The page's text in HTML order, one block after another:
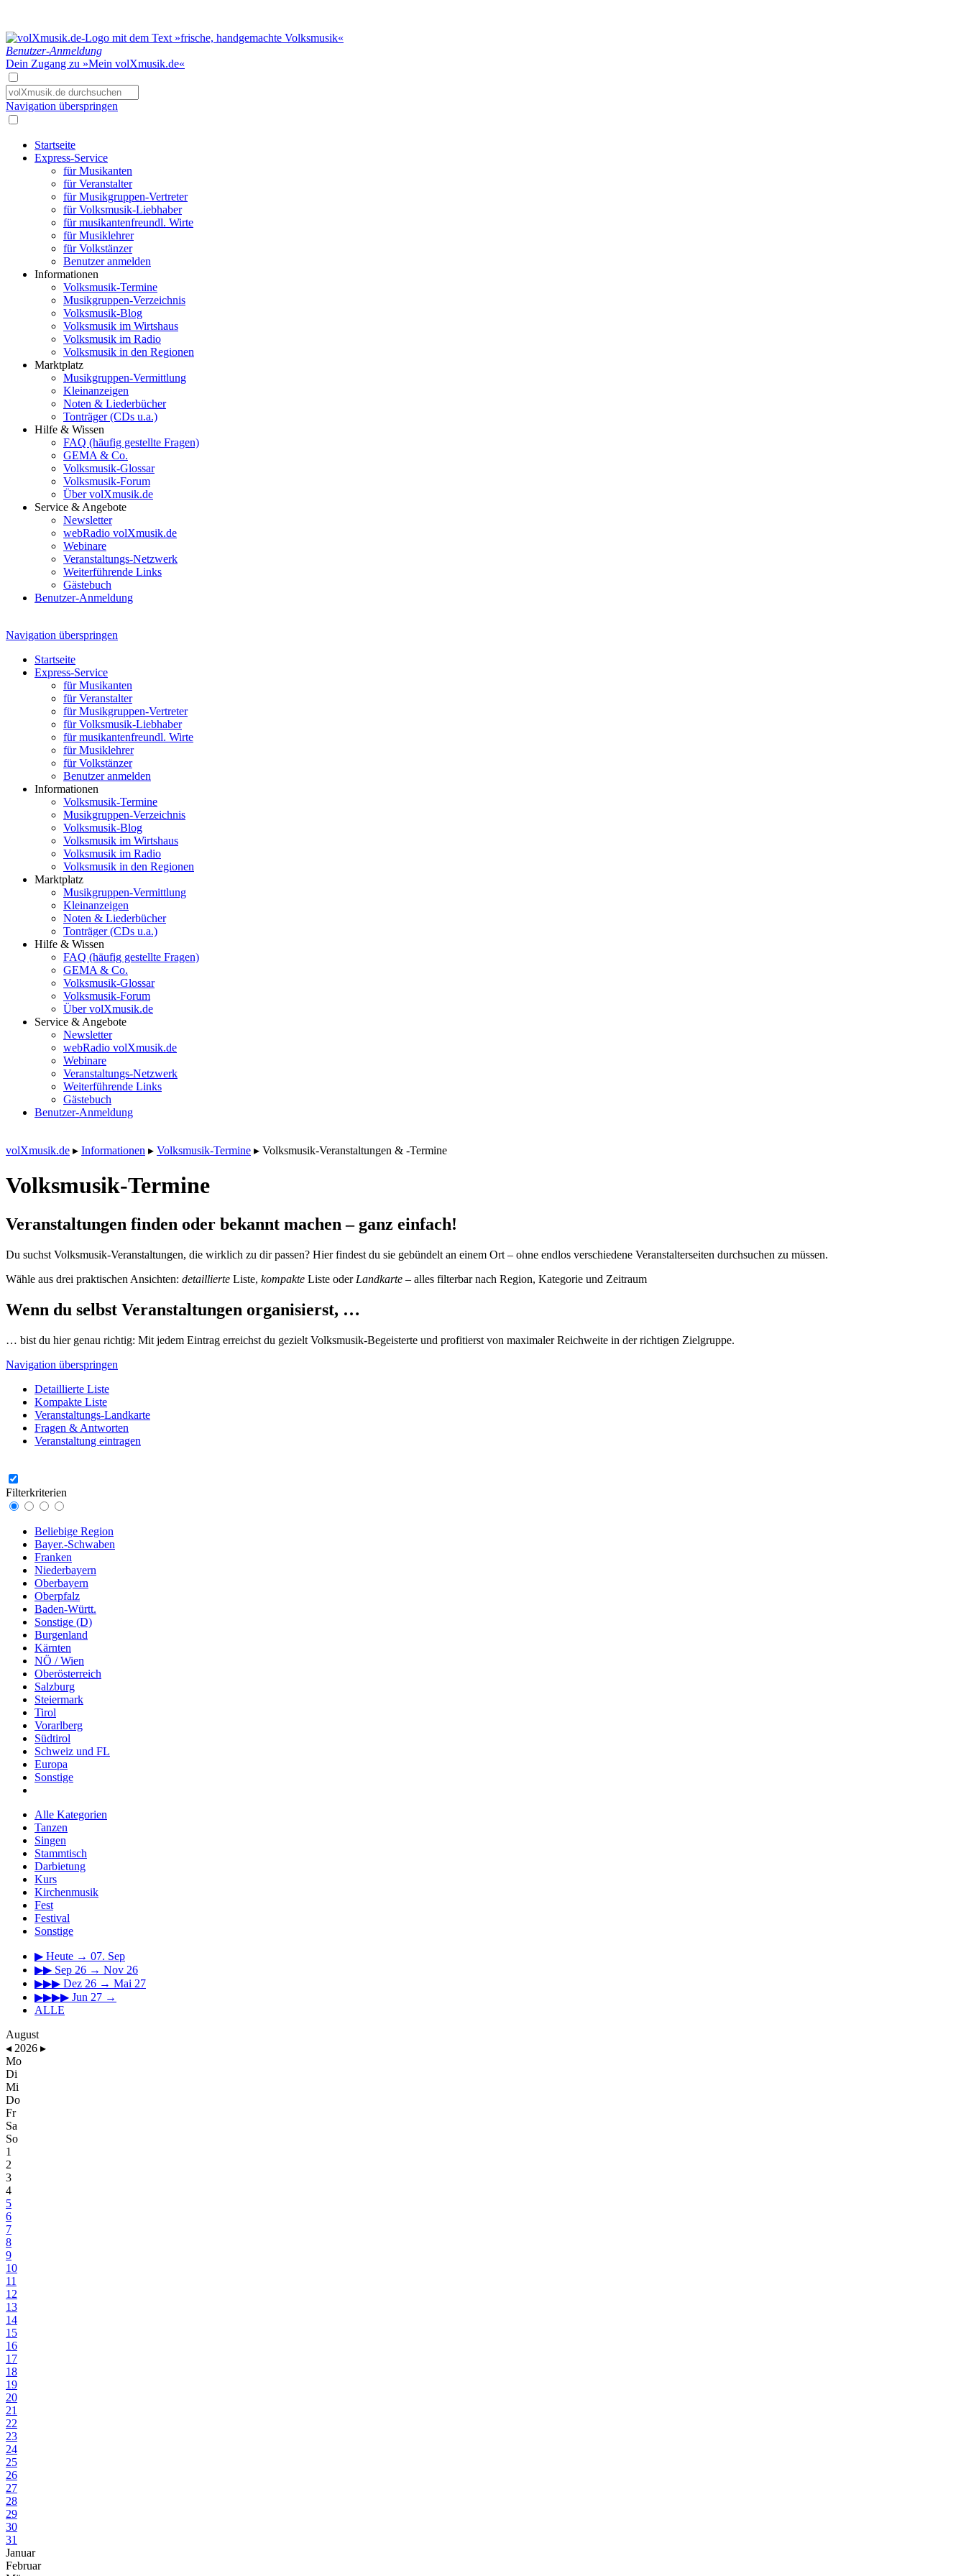
Benutzer-Anmeldung
Dein Zugang zu »Mein volXmusik.de«
Navigation überspringen
Startseite
Express-Service
für Musikanten
für Veranstalter
für Musikgruppen-Vertreter
für Volksmusik-Liebhaber
für musikantenfreundl. Wirte
für Musiklehrer
für Volkstänzer
Benutzer anmelden
Informationen
Volksmusik-Termine
Musikgruppen-Verzeichnis
Volksmusik-Blog
Volksmusik im Wirtshaus
Volksmusik im Radio
Volksmusik in den Regionen
Marktplatz
Musikgruppen-Vermittlung
Kleinanzeigen
Noten & Liederbücher
Tonträger (CDs u.a.)
Hilfe & Wissen
FAQ (häufig gestellte Fragen)
GEMA & Co.
Volksmusik-Glossar
Volksmusik-Forum
Über volXmusik.de
Service & Angebote
Newsletter
webRadio volXmusik.de
Webinare
Veranstaltungs-Netzwerk
Weiterführende Links
Gästebuch
Benutzer-Anmeldung
Navigation überspringen
Startseite
Express-Service
für Musikanten
für Veranstalter
für Musikgruppen-Vertreter
für Volksmusik-Liebhaber
für musikantenfreundl. Wirte
für Musiklehrer
für Volkstänzer
Benutzer anmelden
Informationen
Volksmusik-Termine
Musikgruppen-Verzeichnis
Volksmusik-Blog
Volksmusik im Wirtshaus
Volksmusik im Radio
Volksmusik in den Regionen
Marktplatz
Musikgruppen-Vermittlung
Kleinanzeigen
Noten & Liederbücher
Tonträger (CDs u.a.)
Hilfe & Wissen
FAQ (häufig gestellte Fragen)
GEMA & Co.
Volksmusik-Glossar
Volksmusik-Forum
Über volXmusik.de
Service & Angebote
Newsletter
webRadio volXmusik.de
Webinare
Veranstaltungs-Netzwerk
Weiterführende Links
Gästebuch
Benutzer-Anmeldung
volXmusik.de ▸ Informationen ▸ Volksmusik-Termine ▸ Volksmusik-Veranstaltungen & -Termine
Volksmusik-Termine
Veranstaltungen finden oder bekannt machen – ganz einfach!
Du suchst Volksmusik-Veranstaltungen, die wirklich zu dir passen? Hier findest du sie gebündelt an einem Ort – ohne endlos verschiedene Veranstalterseiten durchsuchen zu müssen.
Wähle aus drei praktischen Ansichten: detaillierte Liste, kompakte Liste oder Landkarte – alles filterbar nach Region, Kategorie und Zeitraum
Wenn du selbst Veranstaltungen organisierst, …
… bist du hier genau richtig: Mit jedem Eintrag erreichst du gezielt Volksmusik-Begeisterte und profitierst von maximaler Reichweite in der richtigen Zielgruppe.
Navigation überspringen
Detaillierte Liste
Kompakte Liste
Veranstaltungs-Landkarte
Fragen & Antworten
Veranstaltung eintragen
Filterkriterien
Beliebige Region
Bayer.-Schwaben
Franken
Niederbayern
Oberbayern
Oberpfalz
Baden-Württ.
Sonstige (D)
Burgenland
Kärnten
NÖ / Wien
Oberösterreich
Salzburg
Steiermark
Tirol
Vorarlberg
Südtirol
Schweiz und FL
Europa
Sonstige
Alle Kategorien
Tanzen
Singen
Stammtisch
Darbietung
Kurs
Kirchenmusik
Fest
Festival
Sonstige
▶ Heute → 07. Sep
▶▶ Sep 26 → Nov 26
▶▶▶ Dez 26 → Mai 27
▶▶▶▶ Jun 27 →
ALLE
August
◂ 2026 ▸
Mo
Di
Mi
Do
Fr
Sa
So
1
2
3
4
5
6
7
8
9
10
11
12
13
14
15
16
17
18
19
20
21
22
23
24
25
26
27
28
29
30
31
Januar
Februar